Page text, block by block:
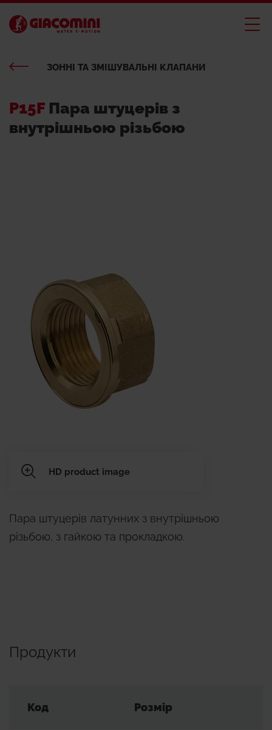
ЗОННІ ТА ЗМІШУВАЛЬНІ КЛАПАНИ
P15F Пара штуцерів з
внутрішньою різьбою
HD product image
Пара штуцерів латунних з внутрішньою
різьбою, з гайкою та прокладкою.
Продукти
Код Розмір